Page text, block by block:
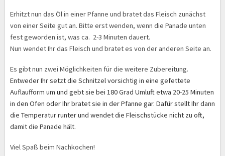
Erhitzt nun das Öl in einer Pfanne und bratet das Fleisch zunächst
von einer Seite gut an. Bitte erst wenden, wenn die Panade unten
fest geworden ist, was ca. 2-3 Minuten dauert.
Nun wendet Ihr das Fleisch und bratet es von der anderen Seite an.
Es gibt nun zwei Möglichkeiten für die weitere Zubereitung.
Entweder Ihr setzt die Schnitzel vorsichtig in eine gefettete
Auflaufform um und gebt sie bei 180 Grad Umluft etwa 20-25 Minuten
in den Ofen oder Ihr bratet sie in der Pfanne gar. Dafür stellt Ihr dann
die Temperatur runter und wendet die Fleischstücke nicht zu oft,
damit die Panade hält.
Viel Spaß beim Nachkochen!